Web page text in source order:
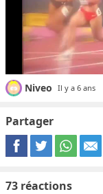
Niveo Il y a 6 ans
Partager
73 réactions